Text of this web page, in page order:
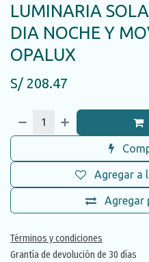
LUMINARIA
DIA NOCHE Y
OPALUX
S/ 208.47
Agregar
Agregar a
Términos y condiciones
Grantía de devolución de 30 días